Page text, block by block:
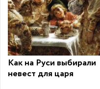
Как на Руси выбирали
невест для царя